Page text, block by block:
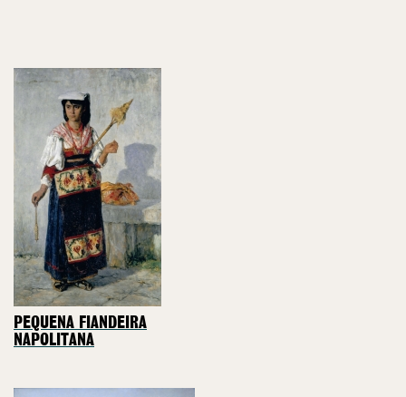
PEQUENA FIANDEIRA
NAPOLITANA